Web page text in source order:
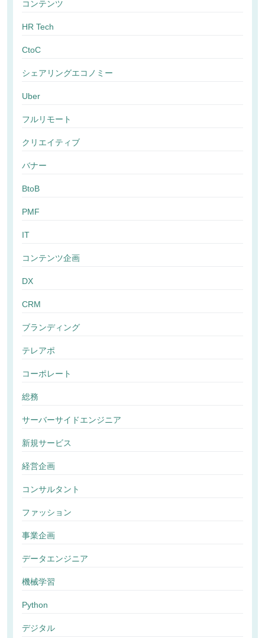
コンテンツ
HR Tech
CtoC
シェアリングエコノミー
Uber
フルリモート
クリエイティブ
バナー
BtoB
PMF
IT
コンテンツ企画
DX
CRM
ブランディング
テレアポ
コーポレート
総務
サーバーサイドエンジニア
新規サービス
経営企画
コンサルタント
ファッション
事業企画
データエンジニア
機械学習
Python
デジタル